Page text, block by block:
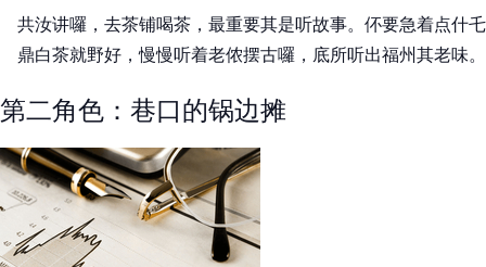
共汝讲囉，去茶铺喝茶，最重要其是听故事。伓要急着点什
鼎白茶就野好，慢慢听着老侬摆古囉，底所听出福州其老味。
第二角色：巷口的锅边摊